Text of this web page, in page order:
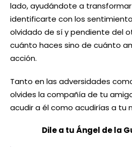
lado, ayudándote a
identificarte con los
olvidado de sí y pendiente del
cuánto haces sino de cuánto
acción.
Tanto en las adversidades
olvides la compañía de tu
acudir a él como acudirías a tu
Dile a tu Ángel de la